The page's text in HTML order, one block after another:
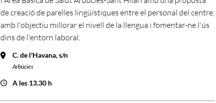
de creació de parelles lingüístiques entre el personal del centre,
amb l'objectiu millorar el nivell de la llengua i fomentar-ne l'ús
dins de l'entorn laboral.
C. de l'Havana, s/n
Arbúcies
A les 13.30 h